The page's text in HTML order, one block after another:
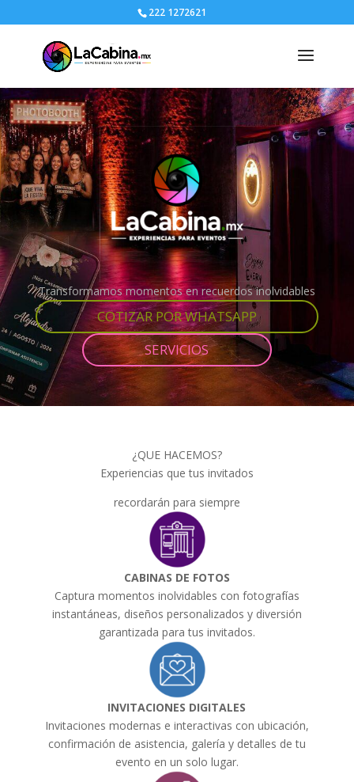
222 1272621
Transformamos momentos en recuerdos inolvidables
COTIZAR POR WHATSAPP
SERVICIOS
¿QUE HACEMOS?
Experiencias que tus invitados
recordarán para siempre
CABINAS DE FOTOS
Captura momentos inolvidables con fotografías
instantáneas, diseños personalizados y diversión
garantizada para tus invitados.
INVITACIONES DIGITALES
Invitaciones modernas e interactivas con ubicación,
confirmación de asistencia, galería y detalles de tu
evento en un solo lugar.